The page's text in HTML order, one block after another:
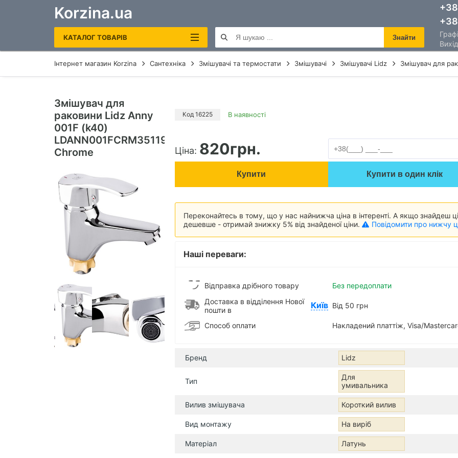
САНТЕХНІКА
РУШНИКОСУШКИ ЕЛЕКТРИЧНІ
КОТЛИ ГАЗОВІ
ЕЛЕКТРОКОТЛИ
ДЗЕРКАЛА В ВАННУ
Korzina.ua
КАТАЛОГ ТОВАРІВ Знайти
Інтернет магазин Korzina Сантехніка Змішувачі та термостати Змішувачі Змішувачі Lidz Змішувач для
Змішувач для
раковини Lidz Anny
001F (k40)
LDANN001FCRM35119
Chrome
Код 16225 В наявності
Ціна: 820грн.
Купити Купити в один клік
Переконайтесь в тому, що у нас найнижча ціна в інтеренті. А якщо знайдеш
дешевше - отримай знижку 5% від знайденої ціни.
Повідомити про нижчу
Наші переваги:
Відправка дрібного товару
Без передоплати
Доставка в відділення Нової
пошти в
Київ Від 50 грн
Способ оплати Накладений платтіж, Visa/
Бренд Lidz
Тип
Для
умивальника
Вилив змішувача Короткий вилив
Вид монтажу На виріб
Матеріал Латунь